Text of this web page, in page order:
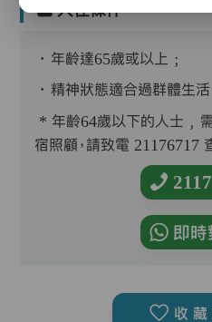
入住條件
．年齡達65歲或以上﹔
．精神狀態適合過群體生活
* 年齡64歲以下的人士﹐
宿照顧，請致電 21176717
即
收